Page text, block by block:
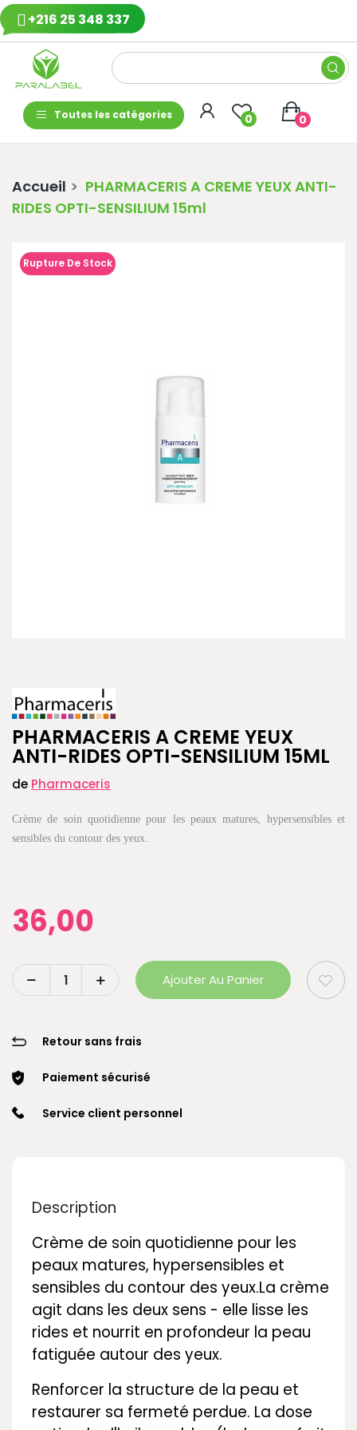
+216 25 348 337
Toutes les catégories 0 0
Accueil
PHARMACERIS A CREME YEUX ANTI-
RIDES OPTI-SENSILIUM 15ml
Rupture De Stock
PHARMACERIS A CREME YEUX
ANTI-RIDES OPTI-SENSILIUM 15ML
de Pharmaceris
Crème de soin quotidienne pour les peaux matures, hypersensibles et
sensibles du contour des yeux.
36,00
Ajouter Au Panier
Retour sans frais
Paiement sécurisé
Service client personnel
Description
Crème de soin quotidienne pour les
peaux matures, hypersensibles et
sensibles du contour des yeux.La crème
agit dans les deux sens - elle lisse les
rides et nourrit en profondeur la peau
fatiguée autour des yeux.
Renforcer la structure de la peau et
restaurer sa fermeté perdue. La dose